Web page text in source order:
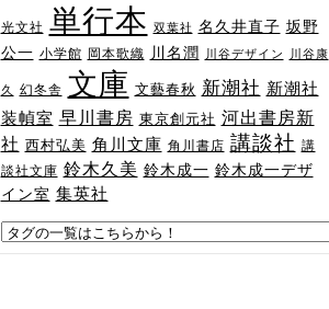
光文社 単行本 双葉社 名久井直子 坂野
公一 小学館 岡本歌織 川名潤 川谷デザイン 川谷康
久 幻冬舎 文庫 文藝春秋 新潮社 新潮社
装幀室 早川書房 東京創元社 河出書房新
社 西村弘美 角川文庫 角川書店 講談社 講
談社文庫 鈴木久美 鈴木成一 鈴木成一デザ
イン室 集英社